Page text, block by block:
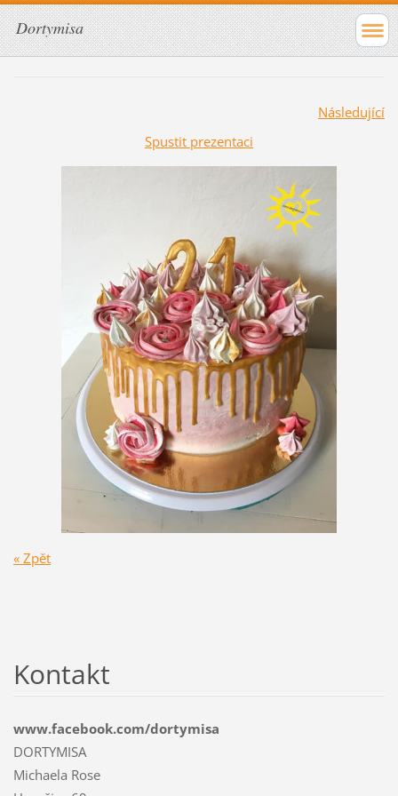
Dortymisa
Následující
Spustit prezentaci
« Zpět
Kontakt
www.facebook.com/dortymisa
DORTYMISA
Michaela Rose